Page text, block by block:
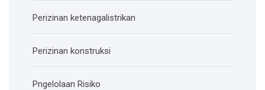
Perizinan ketenagalistrikan
Perizinan konstruksi
Pngelolaan Risiko